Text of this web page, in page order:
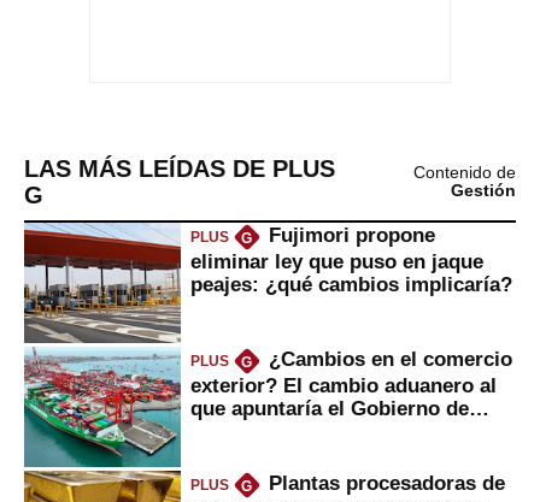
LAS MÁS LEÍDAS DE PLUS
G
Contenido de
Gestión
PLUS G
Fujimori propone
eliminar ley que puso en jaque
peajes: ¿qué cambios implicaría?
PLUS G
¿Cambios en el comercio
exterior? El cambio aduanero al
que apuntaría el Gobierno de
PLUS G
Plantas procesadoras de